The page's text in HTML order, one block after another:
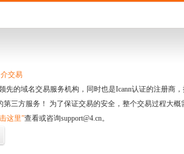
交易
先的域名交易服务机构，同时也是Icann认证的注册商
三方服务！ 为了保证交易的安全，整个交易过程大概
这里”查看或咨询support@4.cn。